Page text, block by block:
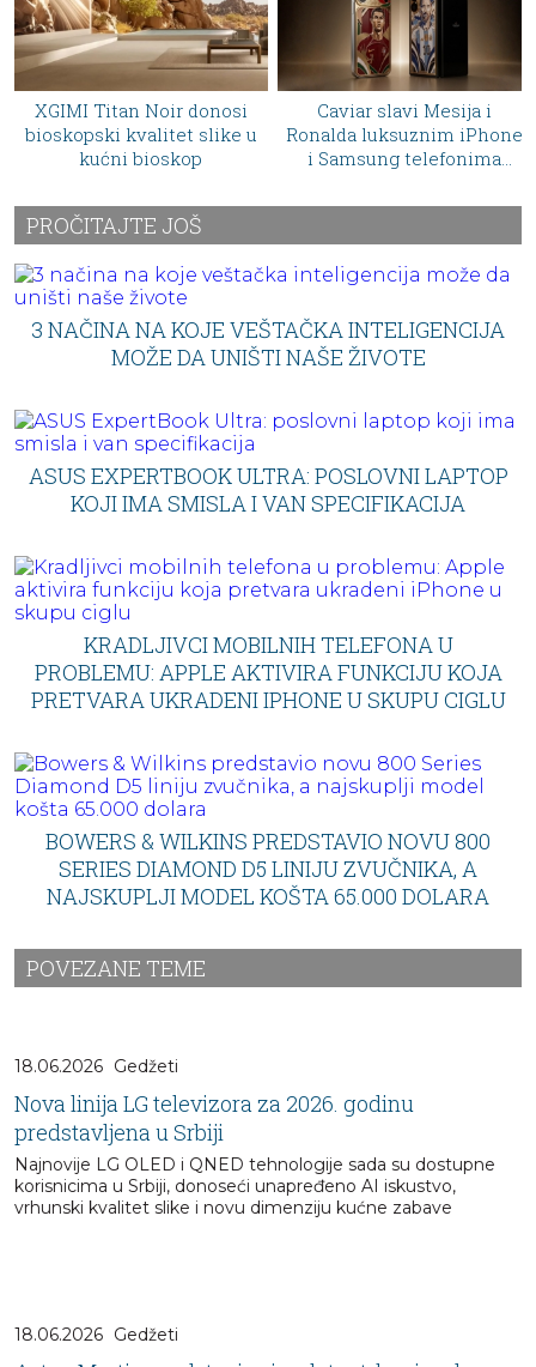
Caviar slavi Mesija i
Ronalda luksuznim iPhone
i Samsung telefonima
Zvuk od 50.000 dolara:
Focal je upravo predstavio
zvučnik koji izgleda kao
PROČITAJTE JOŠ
3 NAČINA NA KOJE VEŠTAČKA INTELIGENCIJA
MOŽE DA UNIŠTI NAŠE ŽIVOTE
ASUS EXPERTBOOK ULTRA: POSLOVNI LAPTOP
KOJI IMA SMISLA I VAN SPECIFIKACIJA
KRADLJIVCI MOBILNIH TELEFONA U
PROBLEMU: APPLE AKTIVIRA FUNKCIJU KOJA
PRETVARA UKRADENI IPHONE U SKUPU CIGLU
BOWERS & WILKINS PREDSTAVIO NOVU 800
SERIES DIAMOND D5 LINIJU ZVUČNIKA, A
NAJSKUPLJI MODEL KOŠTA 65.000 DOLARA
POVEZANE TEME
18.06.2026 Gedžeti
Nova linija LG televizora za 2026. godinu
predstavljena u Srbiji
Najnovije LG OLED i QNED tehnologije sada su dostupne
korisnicima u Srbiji, donoseći unapređeno AI iskustvo,
vrhunski kvalitet slike i novu dimenziju kućne zabave
18.06.2026 Gedžeti